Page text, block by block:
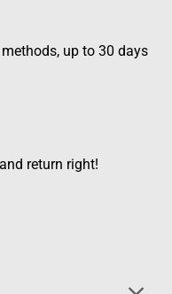
up to 30 days
return right!